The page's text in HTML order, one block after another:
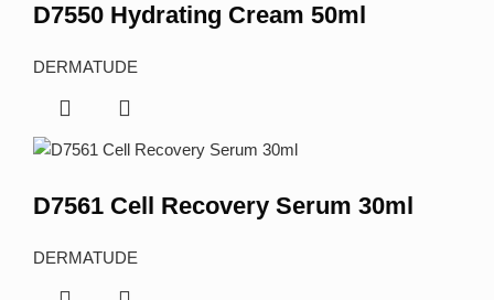
D7550 Hydrating Cream 50ml
DERMATUDE
D7561 Cell Recovery Serum 30ml
DERMATUDE